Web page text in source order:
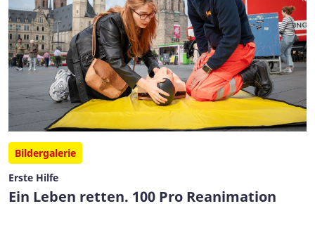
Bildergalerie
Erste Hilfe
Ein Leben retten. 100 Pro Reanimation